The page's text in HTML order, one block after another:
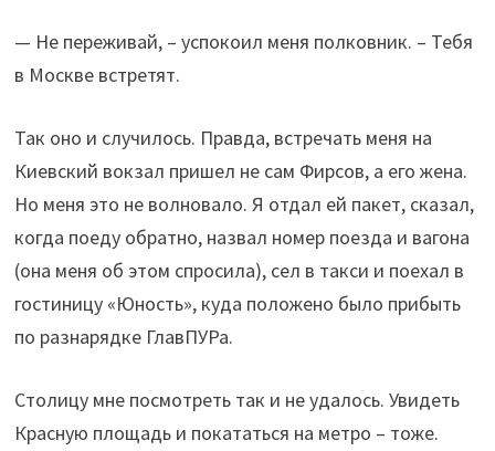
— Не переживай, – успокоил меня полковник. – Тебя
в Москве встретят.
Так оно и случилось. Правда, встречать меня на
Киевский вокзал пришел не сам Фирсов, а его жена.
Но меня это не волновало. Я отдал ей пакет, сказал,
когда поеду обратно, назвал номер поезда и вагона
(она меня об этом спросила), сел в такси и поехал в
гостиницу «Юность», куда положено было прибыть
по разнарядке ГлавПУРа.
Столицу мне посмотреть так и не удалось. Увидеть
Красную площадь и покататься на метро – тоже.